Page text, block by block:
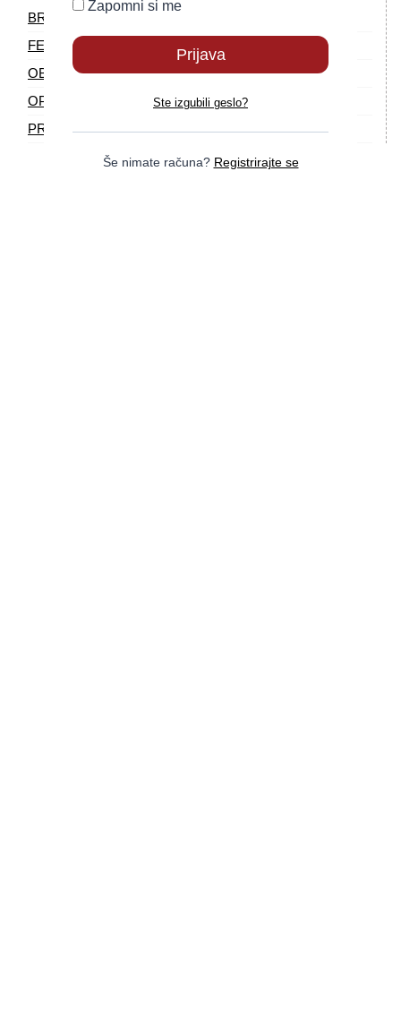
BREZ KATEGORIJE
FEELGOOD
OBLAČILA
OPREMA & PRIPOMOČKI
PREHRANA & DODATKI
Zapomni si me
Ste izgubili geslo?
Še nimate računa? Registrirajte se